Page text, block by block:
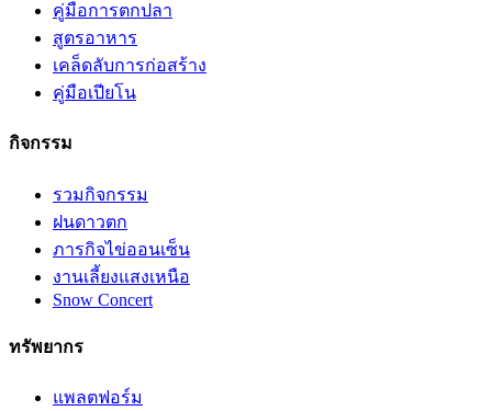
คู่มือการตกปลา
สูตรอาหาร
เคล็ดลับการก่อสร้าง
คู่มือเปียโน
กิจกรรม
รวมกิจกรรม
ฝนดาวตก
ภารกิจไข่ออนเซ็น
งานเลี้ยงแสงเหนือ
Snow Concert
ทรัพยากร
แพลตฟอร์ม